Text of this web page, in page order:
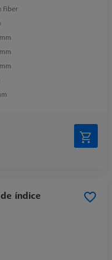
Fiber
índice